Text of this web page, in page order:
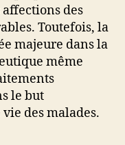
des
Toutefois, la
majeure dans la
même
le but
des malades.